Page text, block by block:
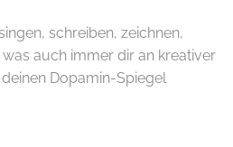
schreiben, zeichnen,
auch immer dir an kreativer
Dopamin-Spiegel